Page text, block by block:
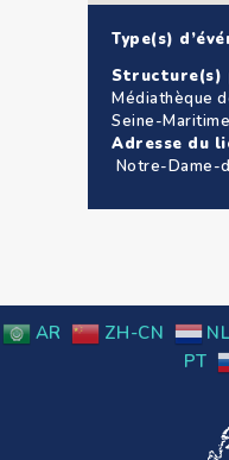
Type(s)
Structure(s)
Médiathèque
Seine-Maritime
Adresse du
Notre-Dame-
AR ZH-CN NL
PT